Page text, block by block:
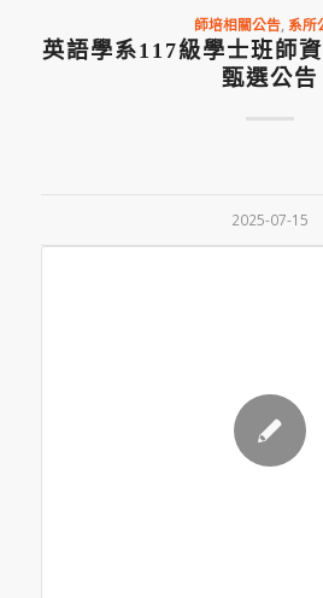
師培相關公告,系所
英語學系117級學士班師
甄選公告
2025-07-15